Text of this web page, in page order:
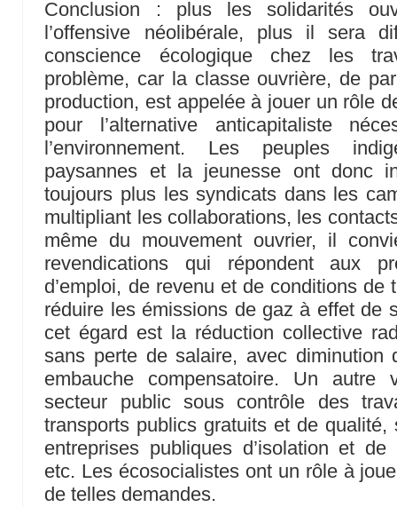
Conclusion : plus les solidarités
l’offensive néolibérale, plus il sera
conscience écologique chez les
problème, car la classe ouvrière, de
production, est appelée à jouer un rôle
pour l’alternative anticapitaliste
l’environnement. Les peuples
paysannes et la jeunesse ont donc
toujours plus les syndicats dans les
multipliant les collaborations, les
même du mouvement ouvrier, il
revendications qui répondent aux
d’emploi, de revenu et de conditions de
réduire les émissions de gaz à effet de
cet égard est la réduction collective
sans perte de salaire, avec diminution
embauche compensatoire. Un autre
secteur public sous contrôle des
transports publics gratuits et de qualité,
entreprises publiques d’isolation et
etc. Les écosocialistes ont un rôle à
de telles demandes.